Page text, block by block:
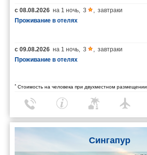
с 08.08.2026 на 1 ночь, 3 , завтраки
Проживание в отелях
с 09.08.2026 на 1 ночь, 3 , завтраки
Проживание в отелях
* Стоимость на человека при двухместном размещении
Сингапур